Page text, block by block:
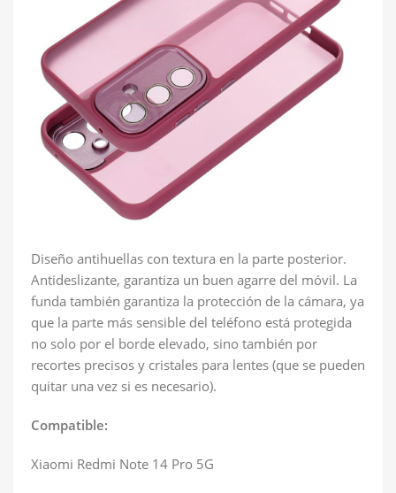
Diseño antihuellas con textura en la parte posterior.
Antideslizante, garantiza un buen agarre del móvil. La
funda también garantiza la protección de la cámara, ya
que la parte más sensible del teléfono está protegida
no solo por el borde elevado, sino también por
recortes precisos y cristales para lentes (que se pueden
quitar una vez si es necesario).
Compatible:
Xiaomi Redmi Note 14 Pro 5G